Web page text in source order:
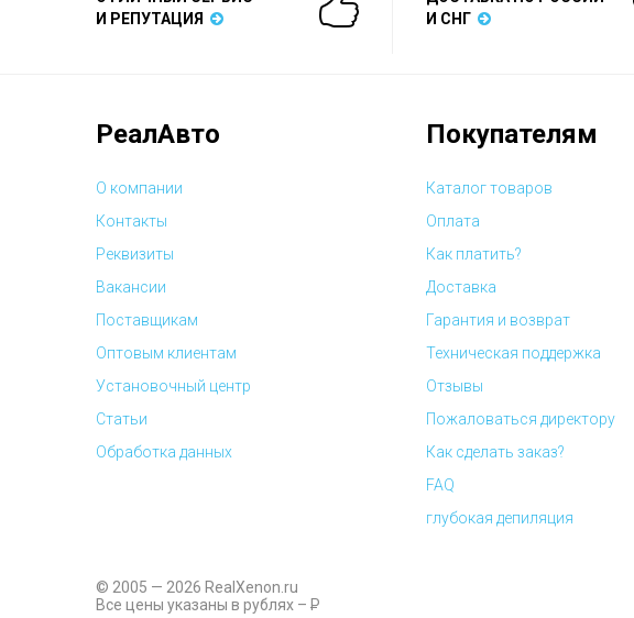
И РЕПУТАЦИЯ
И СНГ
РеалАвто
О компании
Контакты
Реквизиты
Вакансии
Поставщикам
Оптовым клиентам
Установочный центр
Статьи
Обработка данных
Покупателям
Каталог товаров
Оплата
Как платить?
Доставка
Гарантия и возврат
Техническая поддержка
Отзывы
Пожаловаться директору
Как сделать заказ?
FAQ
глубокая депиляция
© 2005 — 2026 RealXenon.ru
Все цены указаны в рублях – P